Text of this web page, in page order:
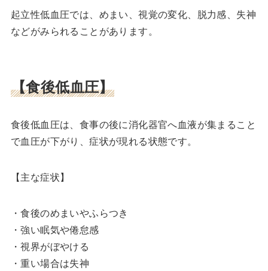
起立性低血圧では、めまい、視覚の変化、脱力感、失神
などがみられることがあります。
【食後低血圧】
食後低血圧は、食事の後に消化器官へ血液が集まること
で血圧が下がり、症状が現れる状態です。
【主な症状】
・食後のめまいやふらつき
・強い眠気や倦怠感
・視界がぼやける
・重い場合は失神